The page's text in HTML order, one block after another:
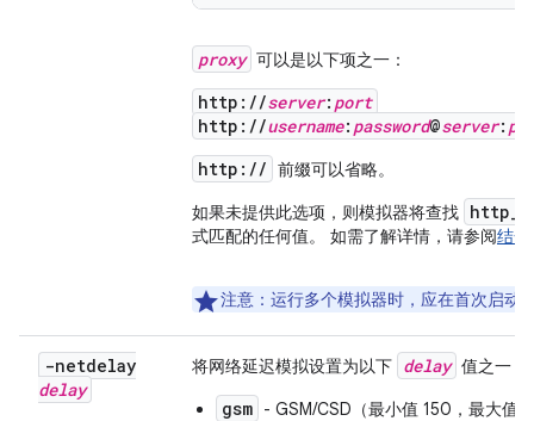
proxy 可以是以下项之一：
http://server: port
http://username: password@server:
http:// 前缀可以省略。
如果未提供此选项，则模拟器将查找
式匹配的任何值。 如需了解详情，请参阅结
注意 ：运行多个模拟器时，应在首次启动
-netdelay
delay
将网络延迟模拟设置为以下 delay 值之一（
gsm - GSM/CSD（最小值 150，最大值